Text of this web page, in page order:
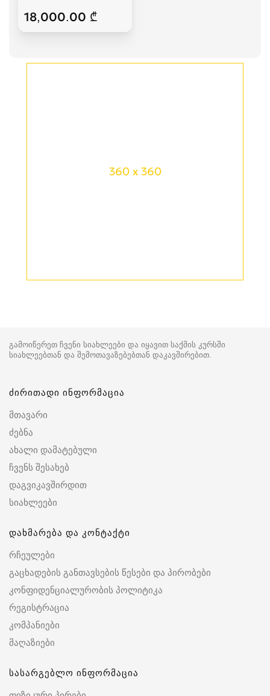
18,000.00 ₾
360 x 360
გამოიწერეთ ჩვენი სიახლეები და იყავით საქმის კურსში
სიახლეებთან და შემოთავაზებებთან დაკავშირებით.
ძირითადი ინფორმაცია
მთავარი
ძებნა
ახალი დამატებული
ჩვენს შესახებ
დაგვიკავშირდით
სიახლეები
დახმარება და კონტაქტი
რჩეულები
გაცხადების განთავსების წესები და პირობები
კონფიდენციალურობის პოლიტიკა
რეგისტრაცია
კომპანიები
მაღაზიები
სასარგებლო ინფორმაცია